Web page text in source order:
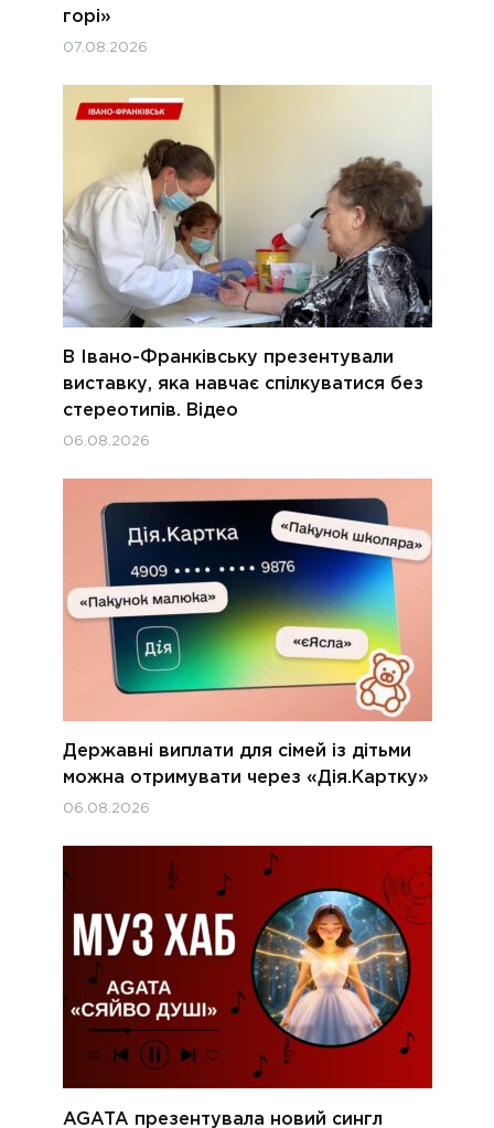
горі»
07.08.2026
В Івано-Франківську презентували
виставку, яка навчає спілкуватися без
стереотипів. Відео
06.08.2026
Державні виплати для сімей із дітьми
можна отримувати через «Дія.Картку»
06.08.2026
AGATA презентувала новий сингл